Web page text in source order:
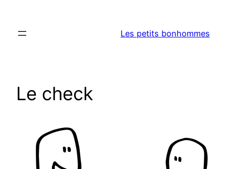
contenu
Les petits bonhommes
Le check